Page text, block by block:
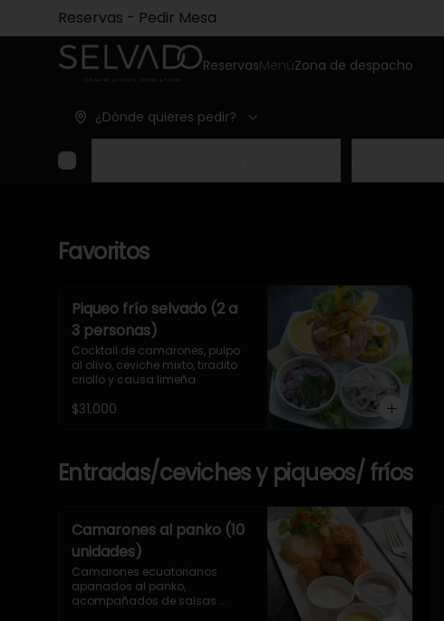
Reservas - Pedir Mesa
ReservasMenúZona de despacho
¿Dónde quieres pedir?
Favoritos
Favoritos
Piqueo frío selvado (2 a
3 personas)
Cocktail de camarones, pulpo
al olivo, ceviche mixto, tiradito
criollo y causa limeña
$31.000
Entradas/ceviches y piqueos/ fríos
Camarones al panko (10
unidades)
Camarones ecuatorianos
apanados al panko,
acompañados de salsas